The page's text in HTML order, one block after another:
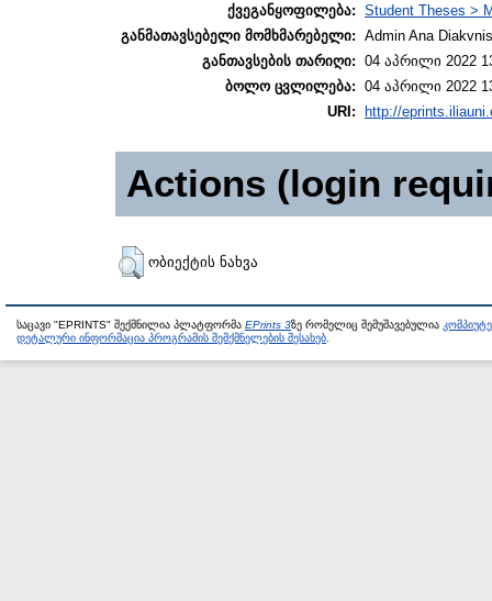
ქვეგანყოფილება: Student Theses >
განმათავსებელი მომხმარებელი: Admin Ana
განთავსების თარიღი: 04 აპრილი 2022
ბოლო ცვლილება: 04 აპრილი 2022
URI:
http://
Actions (login
ობიექტის ნახვა
საცავი "EPRINTS" შექმნილია პლატფორმა EPrints 3ზე რომელიც შემუშავებულია
დეტალური ინფორმაცია პროგრამის შემქმნელების შესახებ.